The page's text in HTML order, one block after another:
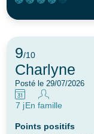
9/10
Charlyne
Posté le 29/07/2026
7 jEn famille
Points positifs